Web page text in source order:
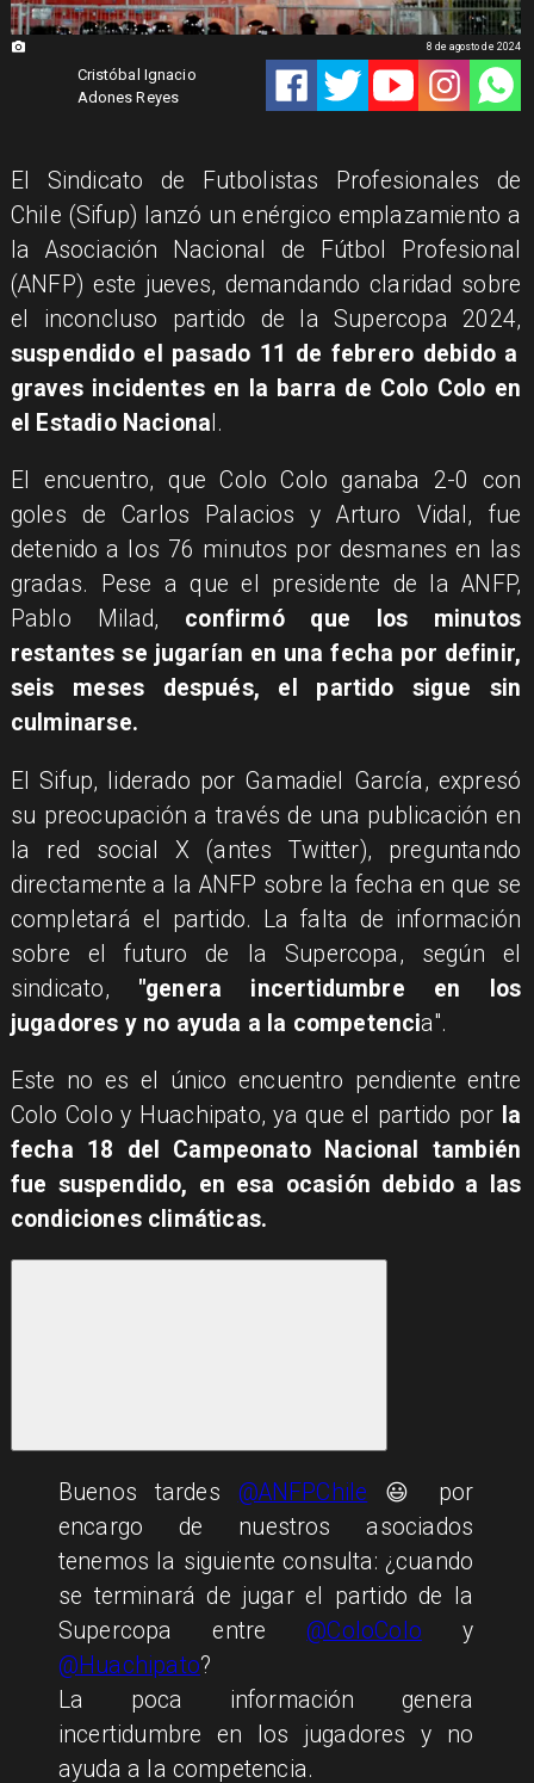
Cristóbal Ignacio
Adones Reyes
8 de agosto de 2024
El Sindicato de Futbolistas Profesionales de
Chile (Sifup) lanzó un enérgico emplazamiento a
la Asociación Nacional de Fútbol Profesional
(ANFP) este jueves, demandando claridad sobre
el inconcluso partido de la Supercopa 2024,
suspendido el pasado 11 de febrero debido a
graves incidentes en la barra de Colo Colo en
el Estadio Naciona l.
El encuentro, que Colo Colo ganaba 2-0 con
goles de Carlos Palacios y Arturo Vidal, fue
detenido a los 76 minutos por desmanes en las
gradas. Pese a que el presidente de la ANFP,
Pablo Milad, confirmó que los minutos
restantes se jugarían en una fecha por definir,
seis meses después, el partido sigue sin
culminarse.
El Sifup, liderado por Gamadiel García, expresó
su preocupación a través de una publicación en
la red social X (antes Twitter), preguntando
directamente a la ANFP sobre la fecha en que se
completará el partido. La falta de información
sobre el futuro de la Supercopa, según el
sindicato, "genera incertidumbre en los
jugadores y no ayuda a la competencia".
Este no es el único encuentro pendiente entre
Colo Colo y Huachipato, ya que el partido por la
fecha 18 del Campeonato Nacional también
fue suspendido, en esa ocasión debido a las
condiciones climáticas.
Buenos tardes @ANFPChile 😃 por
encargo de nuestros asociados
tenemos la siguiente consulta: ¿cuando
se terminará de jugar el partido de la
Supercopa entre@ColoColo y
@Huachipato?
La poca información genera
incertidumbre en los jugadores y no
ayuda a la competencia.